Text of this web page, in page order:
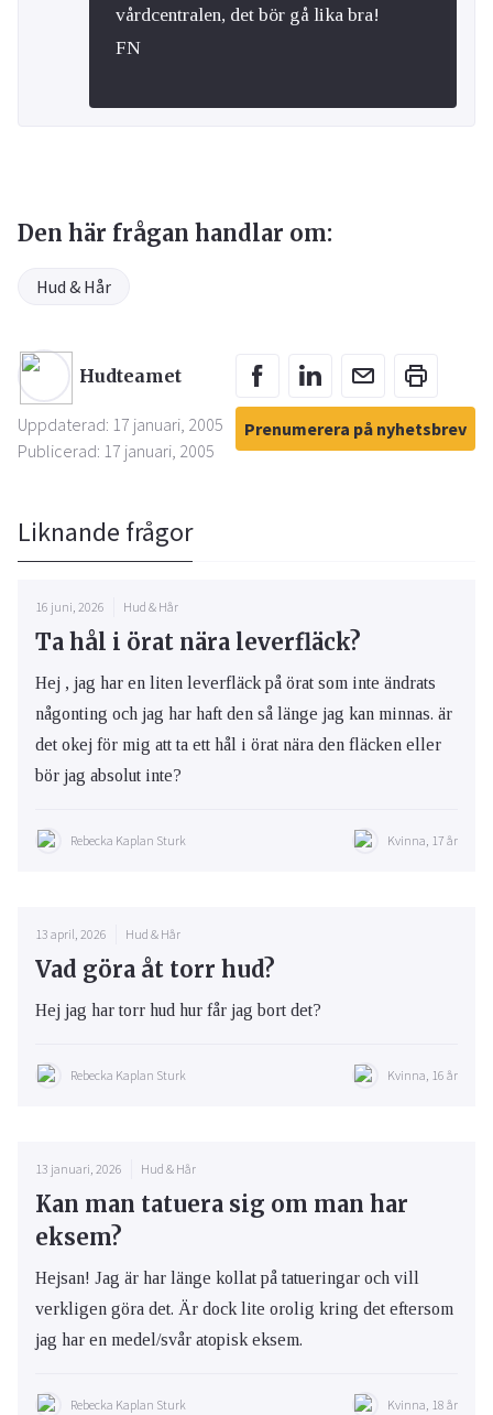
vårdcentralen, det bör gå lika bra!
FN
Den här frågan handlar om:
Hud & Hår
Hudteamet
Uppdaterad: 17 januari, 2005
Publicerad: 17 januari, 2005
Prenumerera på nyhetsbrev
Liknande frågor
16 juni, 2026 Hud & Hår
Ta hål i örat nära leverfläck?
Hej , jag har en liten leverfläck på örat som inte ändrats
någonting och jag har haft den så länge jag kan minnas. är
det okej för mig att ta ett hål i örat nära den fläcken eller
bör jag absolut inte?
Rebecka Kaplan Sturk Kvinna, 17 år
13 april, 2026 Hud & Hår
Vad göra åt torr hud?
Hej jag har torr hud hur får jag bort det?
Rebecka Kaplan Sturk Kvinna, 16 år
13 januari, 2026 Hud & Hår
Kan man tatuera sig om man har
eksem?
Hejsan! Jag är har länge kollat på tatueringar och vill
verkligen göra det. Är dock lite orolig kring det eftersom
jag har en medel/svår atopisk eksem.
Rebecka Kaplan Sturk Kvinna, 18 år